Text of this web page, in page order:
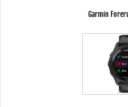
Garmin